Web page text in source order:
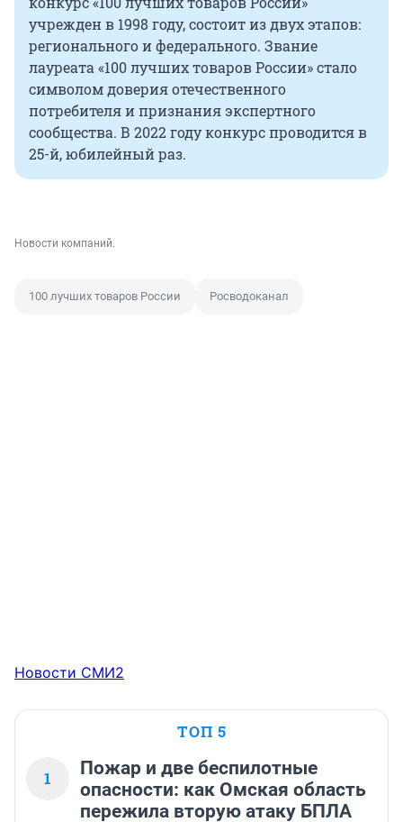
учрежден в 1998 году, состоит из двух этапов:
регионального и федерального. Звание
лауреата «100 лучших товаров России» стало
символом доверия отечественного
потребителя и признания экспертного
сообщества. В 2022 году конкурс проводится в
25-й, юбилейный раз.
Новости компаний.
100 лучших товаров России Росводоканал
Новости СМИ2
ТОП 5
1
Пожар и две беспилотные
опасности: как Омская область
пережила вторую атаку БПЛА